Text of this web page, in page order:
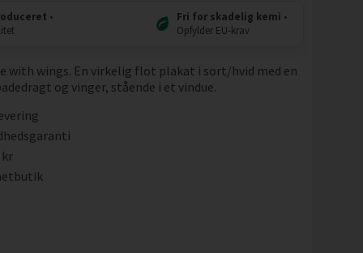
•
Fri for skadelig kemi •
Opfylder EU-krav
with wings. En virkelig flot plakat i sort/hvid med en
og vinger, stående i et vindue.